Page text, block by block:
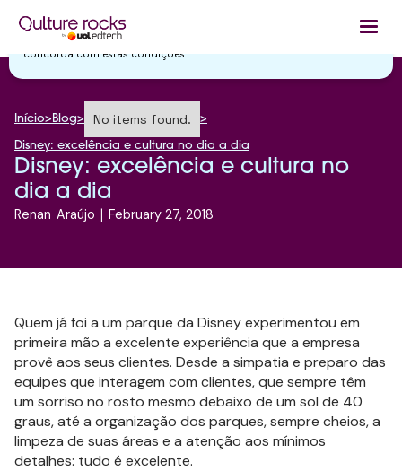
Utilizamos cookies essenciais e tecnologias semelhantes de acordo
com a nossaPolítica de Privacidade
concorda com estas condições.
Início> Blog> No items found. >
Disney: excelência e cultura no dia a dia
Disney: excelência e cultura no
dia a dia
Renan Araújo | February 27, 2018
Quem já foi a um parque da Disney experimentou em
primeira mão a excelente experiência que a empresa
provê aos seus clientes. Desde a simpatia e preparo das
equipes que interagem com clientes, que sempre têm
um sorriso no rosto mesmo debaixo de um sol de 40
graus, até a organização dos parques, sempre cheios, a
limpeza de suas áreas e a atenção aos mínimos
detalhes: tudo é excelente.